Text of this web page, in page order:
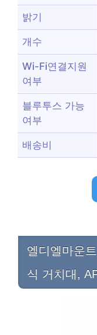
밝기
개수
Wi-Fi연결지원
여부
블루투스 가능
여부
배송비
엘디엘마운
식 거치대,